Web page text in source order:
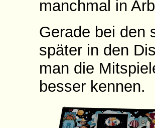
manchmal in
Gerade bei den
später in den
man die
besser kennen.